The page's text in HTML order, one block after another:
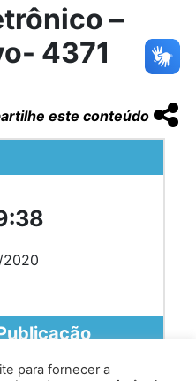
–
4371
este conteúdo
2020
para fornecer a